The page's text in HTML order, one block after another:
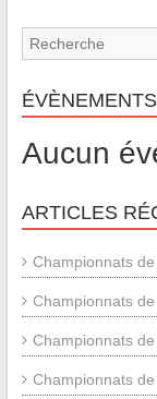
Aucun
ARTICLES
Championnats
Championnats
Championnats
Championnats